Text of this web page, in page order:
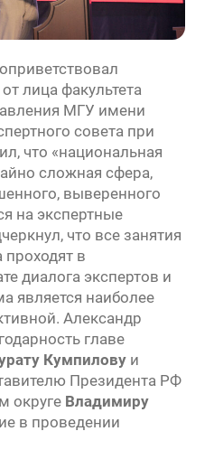
лица факультета
МГУ имени
совета при
что «национальная
сложная сфера,
выверенного
на экспертные
что все занятия
в
диалога экспертов и
является наиболее
Александр
главе
Кумпиловуи
Президента РФ
округе Владимиру
в проведении